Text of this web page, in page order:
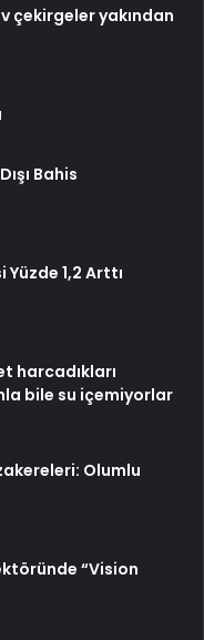
çekirgeler yakından
Bahis
1,2 Arttı
harcadıkları
bile su içemiyorlar
Olumlu
“Vision